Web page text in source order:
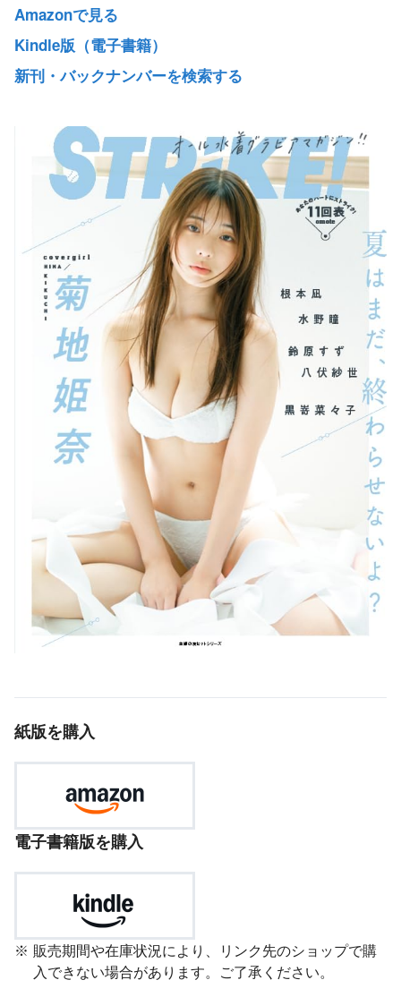
Amazonで見る
Kindle版（電子書籍）
新刊・バックナンバーを検索する
紙版を購入
電子書籍版を購入
販売期間や在庫状況により、リンク先のショップで購
入できない場合があります。ご了承ください。